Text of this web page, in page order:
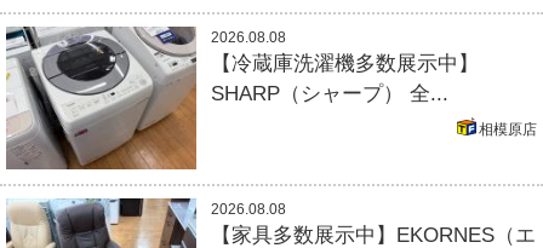
2026.08.08
【冷蔵庫洗濯機多数展示中】
SHARP（シャープ） 全...
相模原店
2026.08.08
【家具多数展示中】EKORNES（エ